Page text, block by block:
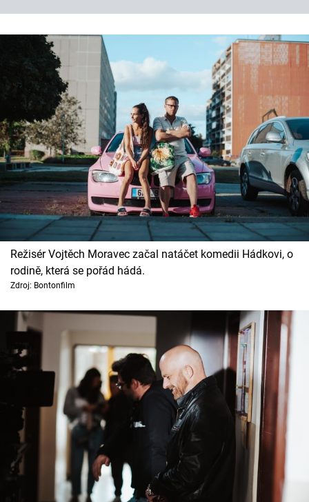
Režisér Vojtěch Moravec začal natáčet komedii Hádkovi, o
rodině, která se pořád hádá.
Zdroj: Bontonfilm